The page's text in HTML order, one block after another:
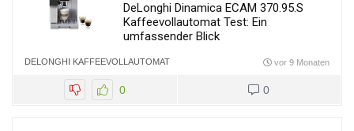
DeLonghi Dinamica ECAM 370.95.S
Kaffeevollautomat Test: Ein
umfassender Blick
DELONGHI KAFFEEVOLLAUTOMAT vor 9 Monaten
0 0